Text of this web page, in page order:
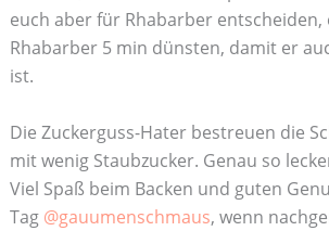
euch aber für Rhabarber entscheiden,
Rhabarber 5 min dünsten, damit er
ist.
Die Zuckerguss-Hater bestreuen die
mit wenig Staubzucker. Genau so
Viel Spaß beim Backen und guten
Tag @gauumenschmaus, wenn